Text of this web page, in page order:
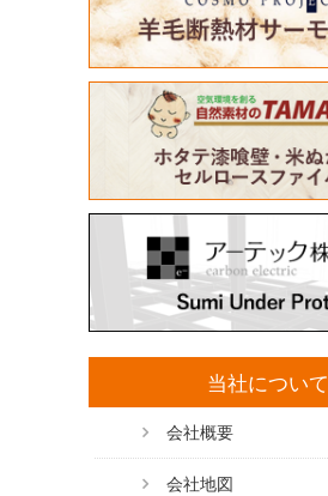
当社について
会社概要
会社地図